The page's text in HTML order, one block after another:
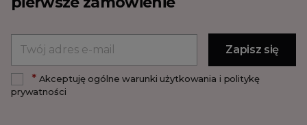
*Akceptuję ogólne warunki użytkowania i politykę
prywatności